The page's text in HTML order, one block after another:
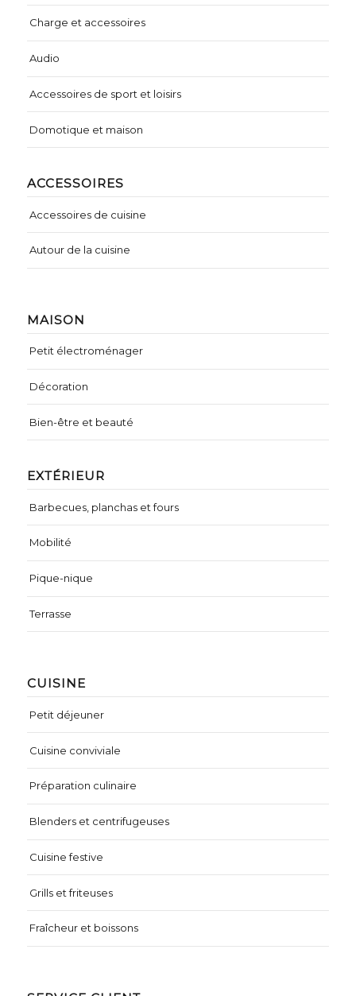
CUISINE
Petit déjeuner
Cuisine conviviale
Préparation culinaire
Blenders et centrifugeuses
Cuisine festive
Grills et friteuses
Fraîcheur et boissons
MAISON
Petit électroménager
Décoration
Bien-être et beauté
EXTÉRIEUR
Barbecues, planchas et fours
Mobilité
Pique-nique
Terrasse
Charge et accessoires
Audio
Accessoires de sport et loisirs
Domotique et maison
ACCESSOIRES
Accessoires de cuisine
Autour de la cuisine